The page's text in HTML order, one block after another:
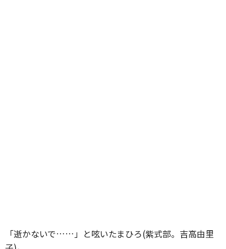
「逝かないで……」と呟いたまひろ(紫式部。吉高由里